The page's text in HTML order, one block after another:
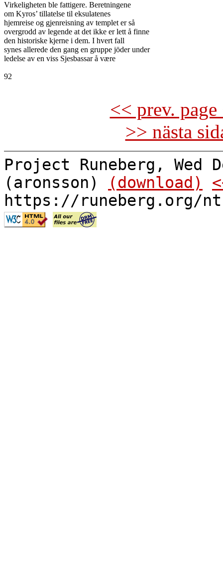
Virkeligheten ble fattigere. Beretningene
om Kyros’ tillatelse til eksulatenes
hjemreise og gjenreisning av templet er så
overgrodd av legende at det ikke er lett å finne
den historiske kjerne i dem. I hvert fall
synes allerede den gang en gruppe jöder under
ledelse av en viss Sjesbassar å være
92
<< prev.
>> nästa
Project Runeberg, Wed
(aronsson)
(download)
https://runeberg.org/